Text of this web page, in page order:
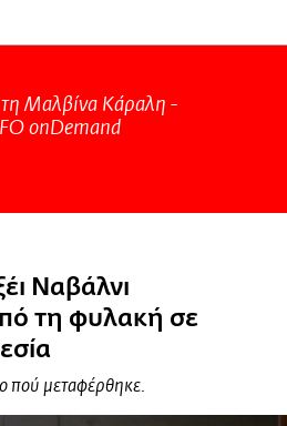
Μαλβίνα Κάραλη -
onDemand
Ναβάλνι
τη φυλακή σε
πού μεταφέρθηκε.